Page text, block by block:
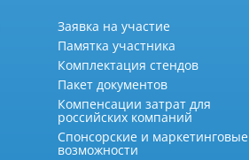
Заявка на участие
Памятка участника
Комплектация стендов
Пакет документов
Компенсации затрат для
российских компаний
Спонсорские и маркетинговые
возможности